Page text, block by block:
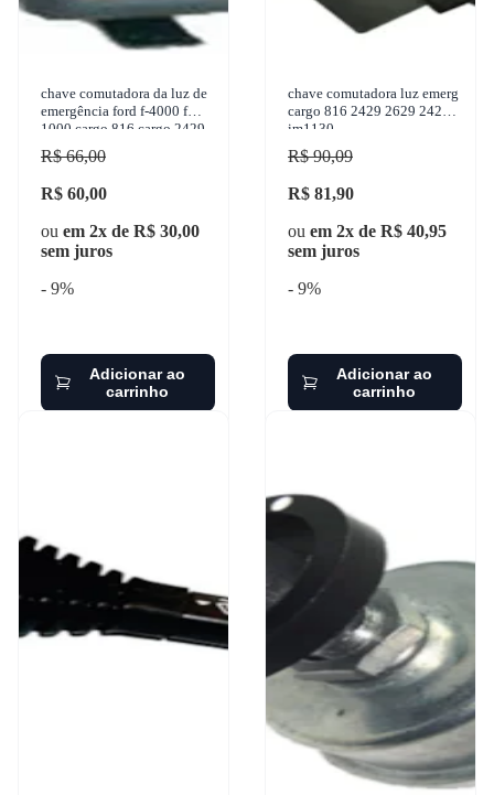
chave comutadora da luz de
emergência ford f-4000 f
1000 cargo 816 cargo 2429
cargo c 815 e 1979-2018
marilia - im11566
R$ 66,00
R$ 60,00
ou em 2x de R$ 30,00
sem juros
- 9%
Adicionar ao
carrinho
chave comutadora luz emerg
cargo 816 2429 2629 2428
im1130
R$ 90,09
R$ 81,90
ou em 2x de R$ 40,95
sem juros
- 9%
Adicionar ao
carrinho